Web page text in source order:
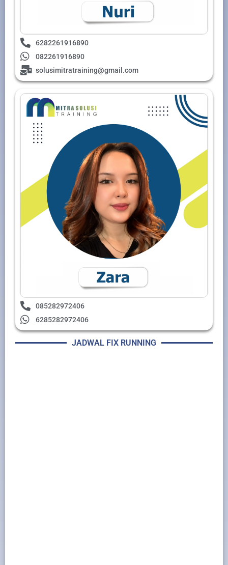
6282261916890
082261916890
solusimitratraining@gmail.com
085282972406
6285282972406
JADWAL FIX RUNNING